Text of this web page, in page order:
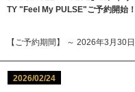
TY "Feel My PULSE"ご予約開始！
【ご予約期間】 ～ 2026年3月30
2026/02/24